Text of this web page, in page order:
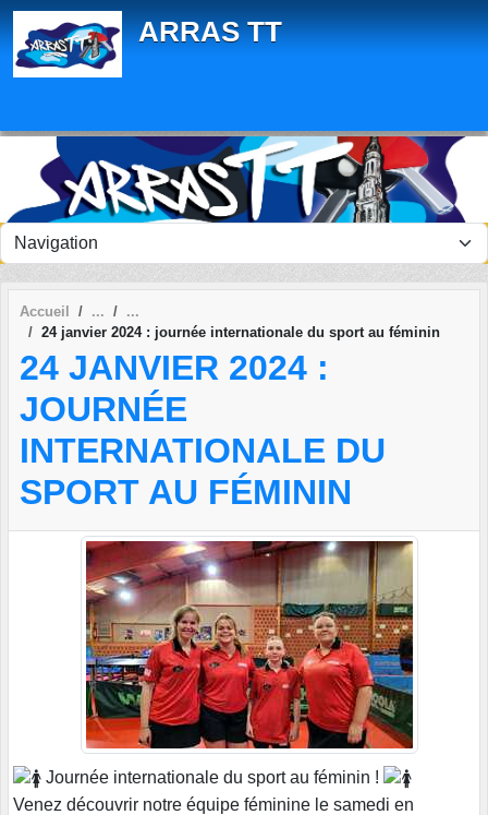
ARRAS TT
Accueil
24 janvier 2024 : journée internationale du sport au féminin
24 JANVIER 2024 :
JOURNÉE
INTERNATIONALE DU
SPORT AU FÉMININ
Journée internationale du sport au féminin !
Venez découvrir notre équipe féminine le samedi en
Panneau de gestion des cookies